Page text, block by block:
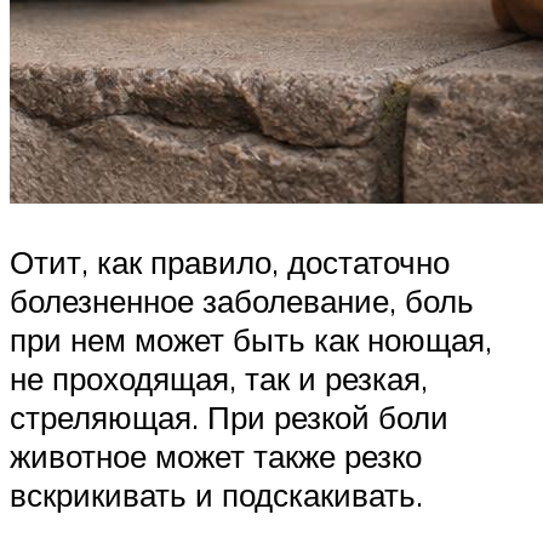
Отит, как правило, достаточно
болезненное заболевание, боль
при нем может быть как ноющая,
не проходящая, так и резкая,
стреляющая. При резкой боли
животное может также резко
вскрикивать и подскакивать.